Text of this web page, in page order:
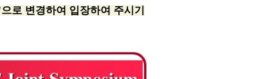
로 변경하여 입장하여 주시기